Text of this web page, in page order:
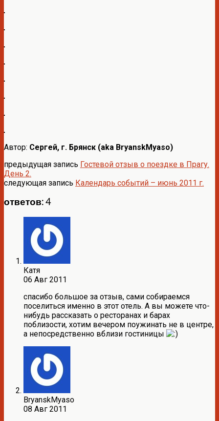
Автор: Сергей, г. Брянск (aka BryanskMyaso)
предыдущая запись Гостевой отзыв о поездке в Прагу.
День 2.
следующая запись Календарь событий – июнь 2011 г.
ответов: 4
Катя
06 Авг 2011
спасибо большое за отзыв, сами собираемся
поселиться именно в этот отель. А вы можете что-
нибудь рассказать о ресторанах и барах
поблизости, хотим вечером поужинать не в центре,
а непосредственно вблизи гостиницы
BryanskMyaso
08 Авг 2011